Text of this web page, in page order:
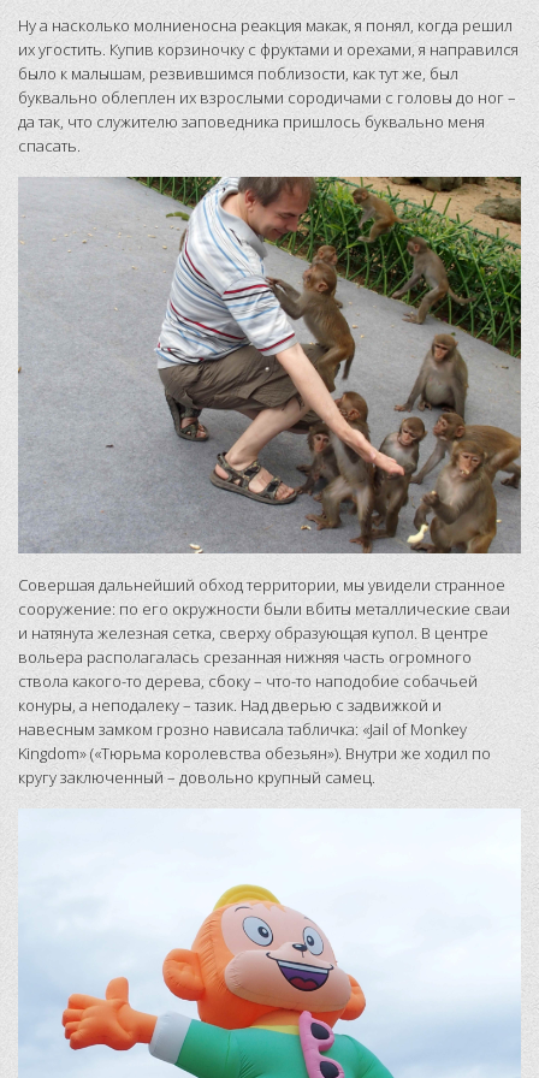
Ну а насколько молниеносна реакция макак, я понял, когда решил
их угостить. Купив корзиночку с фруктами и орехами, я направился
было к малышам, резвившимся поблизости, как тут же, был
буквально облеплен их взрослыми сородичами с головы до ног –
да так, что служителю заповедника пришлось буквально меня
спасать.
Совершая дальнейший обход территории, мы увидели странное
сооружение: по его окружности были вбиты металлические сваи
и натянута железная сетка, сверху образующая купол. В центре
вольера располагалась срезанная нижняя часть огромного
ствола какого-то дерева, сбоку – что-то наподобие собачьей
конуры, а неподалеку – тазик. Над дверью с задвижкой и
навесным замком грозно нависала табличка: «Jail of Monkey
Kingdom» («Тюрьма королевства обезьян»). Внутри же ходил по
кругу заключенный – довольно крупный самец.